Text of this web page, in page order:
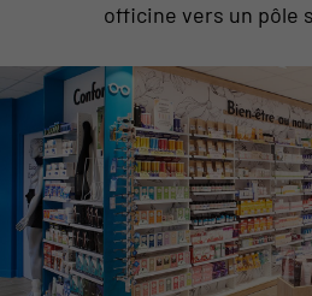
officine vers un pôle